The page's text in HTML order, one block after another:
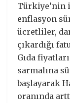
Türkiye’nin
enflasyon
ücretliler,
çıkardığı
Gıda
sarmalına
başlayarak
oranında